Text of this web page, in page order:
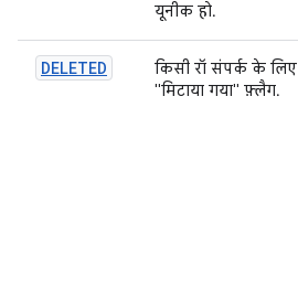
यूनीक हो.
DELETED
किसी रॉ संपर्क के लिए
"मिटाया गया" फ़्लैग.